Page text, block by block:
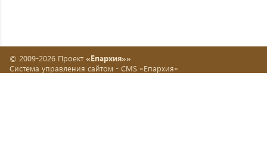
© 2009-2026 Проект «Епархия»»
Система управления сайтом - CMS «Епархия»